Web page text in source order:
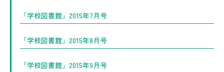
「学校図書館」2015年7月号
「学校図書館」2015年8月号
「学校図書館」2015年9月号